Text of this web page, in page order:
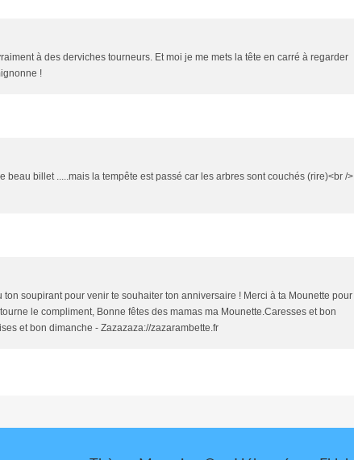
à des derviches tourneurs. Et moi je me mets la tête en carré à regarder
!
beau billet .....mais la tempête est passé car les arbres sont couchés (rire)<br />
soupirant pour venir te souhaiter ton anniversaire ! Merci à ta Mounette pour
le compliment, Bonne fêtes des mamas ma Mounette.Caresses et bon
et bon dimanche - Zazazaza://zazarambette.fr